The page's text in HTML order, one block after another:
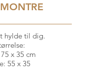
hylde til dig.
x 35 cm
55 x 35